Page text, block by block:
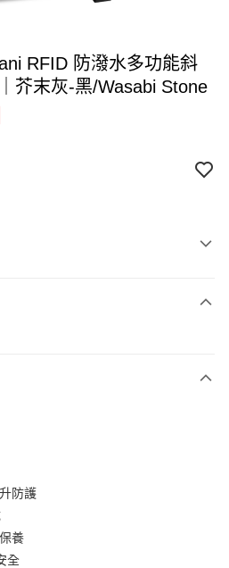
RFID 防潑水多功能斜
芥末灰-黑/Wasabi Stone
防護
養
全